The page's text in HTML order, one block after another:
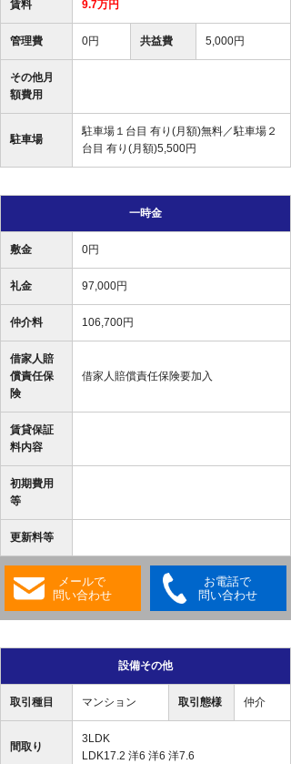
賃料 9.7万円
管理費 0円 共益費 5,000円
その他月
額費用
駐車場
駐車場１台目 有り(月額)無料／駐車場２
台目 有り(月額)5,500円
一時金
敷金 0円
礼金 97,000円
仲介料 106,700円
借家人賠
償責任保
険
借家人賠償責任保険要加入
賃貸保証
料内容
初期費用
等
更新料等
メールで
問い合わせ
お電話で
問い合わせ
設備その他
取引種目 マンション 取引態様 仲介
間取り
3LDK
LDK17.2 洋6 洋6 洋7.6